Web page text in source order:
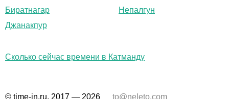
Биратнагар
Джанакпур
Непалгун
Сколько сейчас времени в Катманду
© time-in.ru, 2017 — 2026 to@neleto.com